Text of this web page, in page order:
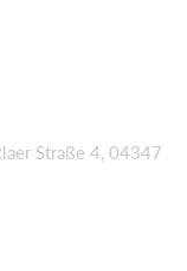
Straße 4, 04347